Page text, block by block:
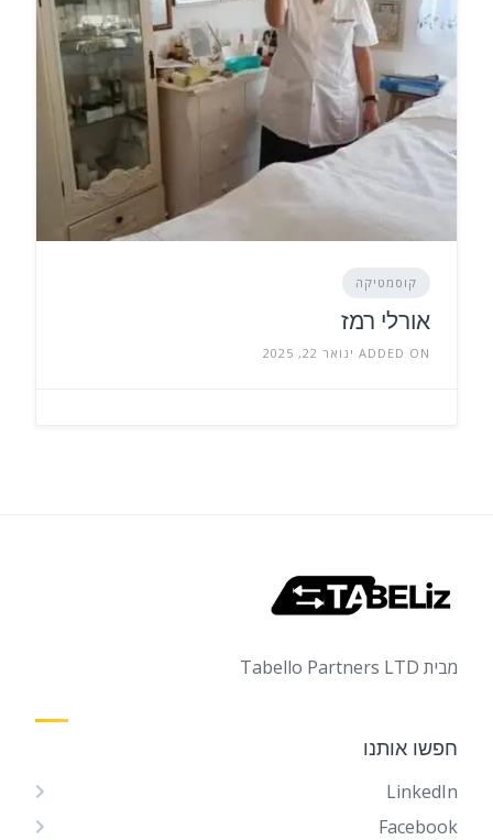
קוסמטיקה
אורלי רמז
ADDED ON ינואר 22, 2025
מבית Tabello Partners LTD
חפשו אותנו
LinkedIn
Facebook